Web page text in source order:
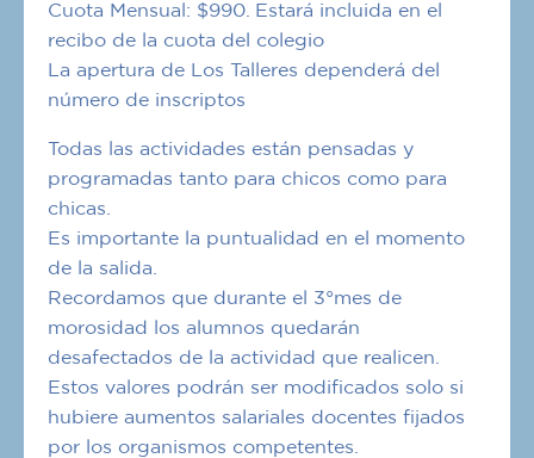
Cuota Mensual: $990. Estará incluida en el
recibo de la cuota del colegio
La apertura de Los Talleres dependerá del
número de inscriptos
Todas las actividades están pensadas y
programadas tanto para chicos como para
chicas.
Es importante la puntualidad en el momento
de la salida.
Recordamos que durante el 3°mes de
morosidad los alumnos quedarán
desafectados de la actividad que realicen.
Estos valores podrán ser modificados solo si
hubiere aumentos salariales docentes fijados
por los organismos competentes.